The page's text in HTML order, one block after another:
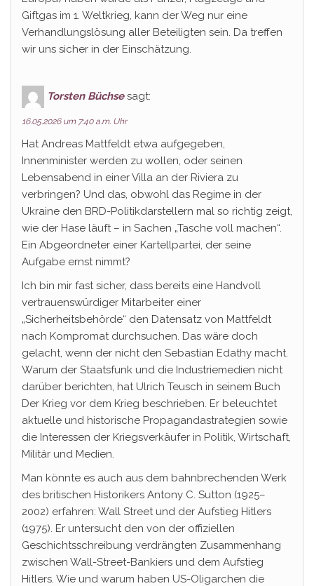
Giftgas im 1. Weltkrieg, kann der Weg nur eine
Verhandlungslösung aller Beteiligten sein. Da treffen
wir uns sicher in der Einschätzung.
Torsten Büchse sagt:
16.05.2026 um 7:40 a.m. Uhr
Hat Andreas Mattfeldt etwa aufgegeben,
Innenminister werden zu wollen, oder seinen
Lebensabend in einer Villa an der Riviera zu
verbringen? Und das, obwohl das Regime in der
Ukraine den BRD-Politikdarstellern mal so richtig zeigt,
wie der Hase läuft – in Sachen „Tasche voll machen“.
Ein Abgeordneter einer Kartellpartei, der seine
Aufgabe ernst nimmt?
Ich bin mir fast sicher, dass bereits eine Handvoll
vertrauenswürdiger Mitarbeiter einer
„Sicherheitsbehörde“ den Datensatz von Mattfeldt
nach Kompromat durchsuchen. Das wäre doch
gelacht, wenn der nicht den Sebastian Edathy macht.
Warum der Staatsfunk und die Industriemedien nicht
darüber berichten, hat Ulrich Teusch in seinem Buch
Der Krieg vor dem Krieg beschrieben. Er beleuchtet
aktuelle und historische Propagandastrategien sowie
die Interessen der Kriegsverkäufer in Politik, Wirtschaft,
Militär und Medien.
Man könnte es auch aus dem bahnbrechenden Werk
des britischen Historikers Antony C. Sutton (1925–
2002) erfahren: Wall Street und der Aufstieg Hitlers
(1975). Er untersucht den von der offiziellen
Geschichtsschreibung verdrängten Zusammenhang
zwischen Wall-Street-Bankiers und dem Aufstieg
Hitlers. Wie und warum haben US-Oligarchen die